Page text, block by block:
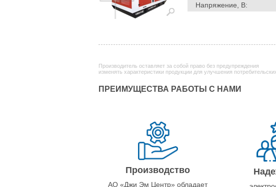
Напряжение, В:
Производитель оставляет за собой право без предупреждения
изменять характеристики продукции для улучшения
ПРЕИМУЩЕСТВА РАБОТЫ С НАМИ
Производство
АО «Джи Эм Центр» обладает